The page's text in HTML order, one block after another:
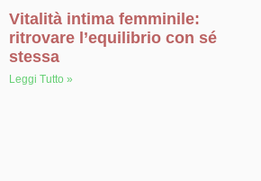
Vitalità intima femminile:
ritrovare l’equilibrio con sé
stessa
Leggi Tutto »